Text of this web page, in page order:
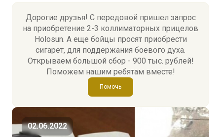
Дорогие друзья! С передовой пришел запрос
на приобретение 2-3 коллиматорных прицелов
Holosun. А еще бойцы просят приобрести
сигарет, для поддержания боевого духа.
Открываем большой сбор - 900 тыс. рублей!
Поможем нашим ребятам вместе!
Помочь
02.06.2022